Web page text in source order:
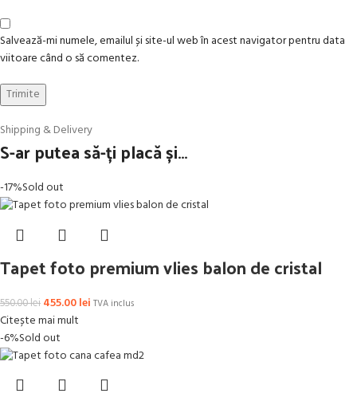
Salvează-mi numele, emailul și site-ul web în acest navigator pentru data
viitoare când o să comentez.
Shipping & Delivery
S-ar putea să-ți placă și…
-17%Sold out
Tapet foto premium vlies balon de cristal
550.00lei 455.00lei TVA inclus
Citește mai mult
-6%Sold out